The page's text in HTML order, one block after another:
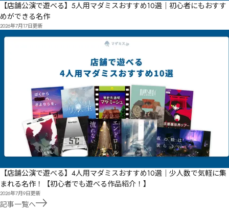
【店舗公演で遊べる】5人用マダミスおすすめ10選｜初心者にもおすす
めができる名作
2026年7月17日更新
【店舗公演で遊べる】4人用マダミスおすすめ10選｜少人数で気軽に集
まれる名作！【初心者でも遊べる作品紹介！】
2026年7月9日更新
記事一覧へ